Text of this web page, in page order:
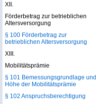
XII.
Förderbetrag zur betrieblichen
Altersversorgung
§ 100 Förderbetrag zur
betrieblichen Altersversorgung
XIII.
Mobilitätsprämie
§ 101 Bemessungsgrundlage und
Höhe der Mobilitätsprämie
§ 102 Anspruchsberechtigung